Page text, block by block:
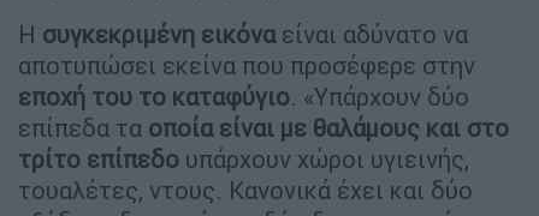
Η συγκεκριμένη εικόναείναι αδύνατο να
αποτυπώσει εκείνα που προσέφερε στην
εποχή του το καταφύγιο. «Υπάρχουν δύο
επίπεδα τα οποία είναι με θαλάμους και στο
τρίτο επίπεδο υπάρχουν χώροι υγιεινής,
τουαλέτες, ντους. Κανονικά έχει και δύο